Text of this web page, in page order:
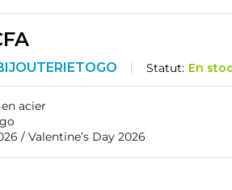
Statut: En
acier
/ Valentine’s Day 2026